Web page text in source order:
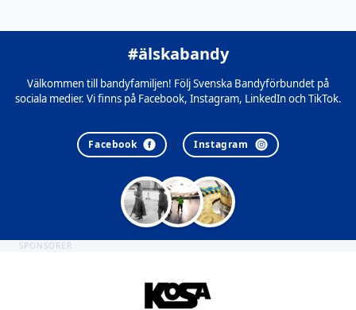
#älskabandy
Välkommen till bandyfamiljen! Följ Svenska Bandyförbundet på
sociala medier. Vi finns på Facebook, Instagram, LinkedIn och TikTok.
Facebook Instagram
SPONSORER